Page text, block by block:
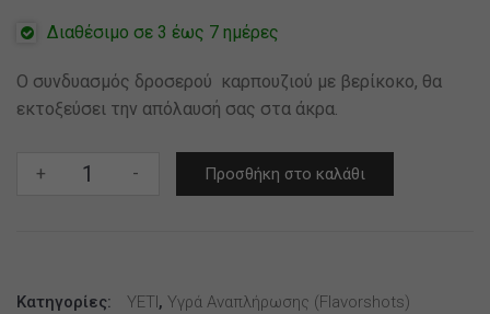
Διαθέσιμο σε 3 έως 7 ημέρες
Ο συνδυασμός δροσερού καρπουζιού με βερίκοκο, θα
εκτοξεύσει την απόλαυσή σας στα άκρα.
+
Yeti
Watermelon
- Προσθήκη στο καλάθι
Κατηγορίες: YETI, Υγρά Αναπλήρωσης (flavorshots)